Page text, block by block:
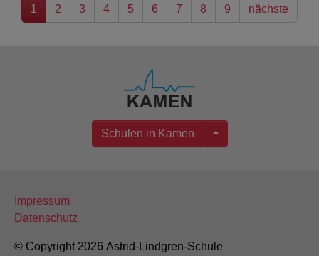
1 2 3 4 5 6 7 8 9 nächste
Schulen in Kamen
Impressum
Datenschutz
© Copyright 2026 Astrid-Lindgren-Schule